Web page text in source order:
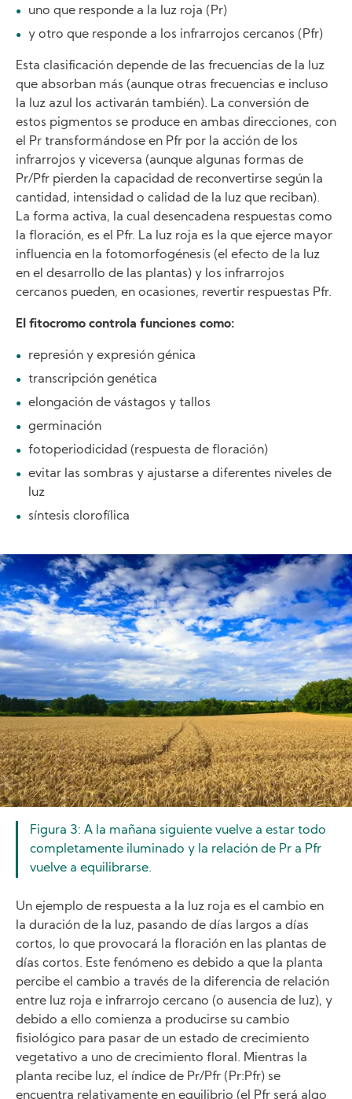
uno que responde a la luz roja (Pr)
y otro que responde a los infrarrojos cercanos (Pfr)
Esta clasificación depende de las frecuencias de la luz
que absorban más (aunque otras frecuencias e incluso
la luz azul los activarán también). La conversión de
estos pigmentos se produce en ambas direcciones, con
el Pr transformándose en Pfr por la acción de los
infrarrojos y viceversa (aunque algunas formas de
Pr/Pfr pierden la capacidad de reconvertirse según la
cantidad, intensidad o calidad de la luz que reciban).
La forma activa, la cual desencadena respuestas como
la floración, es el Pfr. La luz roja es la que ejerce mayor
influencia en la fotomorfogénesis (el efecto de la luz
en el desarrollo de las plantas) y los infrarrojos
cercanos pueden, en ocasiones, revertir respuestas Pfr.
El fitocromo controla funciones como:
represión y expresión génica
transcripción genética
elongación de vástagos y tallos
germinación
fotoperiodicidad (respuesta de floración)
evitar las sombras y ajustarse a diferentes niveles de
luz
síntesis clorofílica
Image
Figura 3: A la mañana siguiente vuelve a estar todo
completamente iluminado y la relación de Pr a Pfr
vuelve a equilibrarse.
Un ejemplo de respuesta a la luz roja es el cambio en
la duración de la luz, pasando de días largos a días
cortos, lo que provocará la floración en las plantas de
días cortos. Este fenómeno es debido a que la planta
percibe el cambio a través de la diferencia de relación
entre luz roja e infrarrojo cercano (o ausencia de luz), y
debido a ello comienza a producirse su cambio
fisiológico para pasar de un estado de crecimiento
vegetativo a uno de crecimiento floral. Mientras la
planta recibe luz, el índice de Pr/Pfr (Pr:Pfr) se
encuentra relativamente en equilibrio (el Pfr será algo